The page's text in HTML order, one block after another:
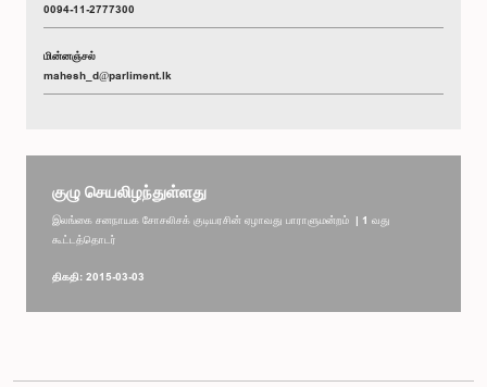
0094-11-2777300
மின்னஞ்சல்
mahesh_d@parliment.lk
குழு செயலிழந்துள்ளது
இலங்கை சனநாயக சோசலிசக் குடியரசின் ஏழாவது பாராளுமன்றம் | 1 வது
கூட்டத்தொடர்
திகதி: 2015-03-03